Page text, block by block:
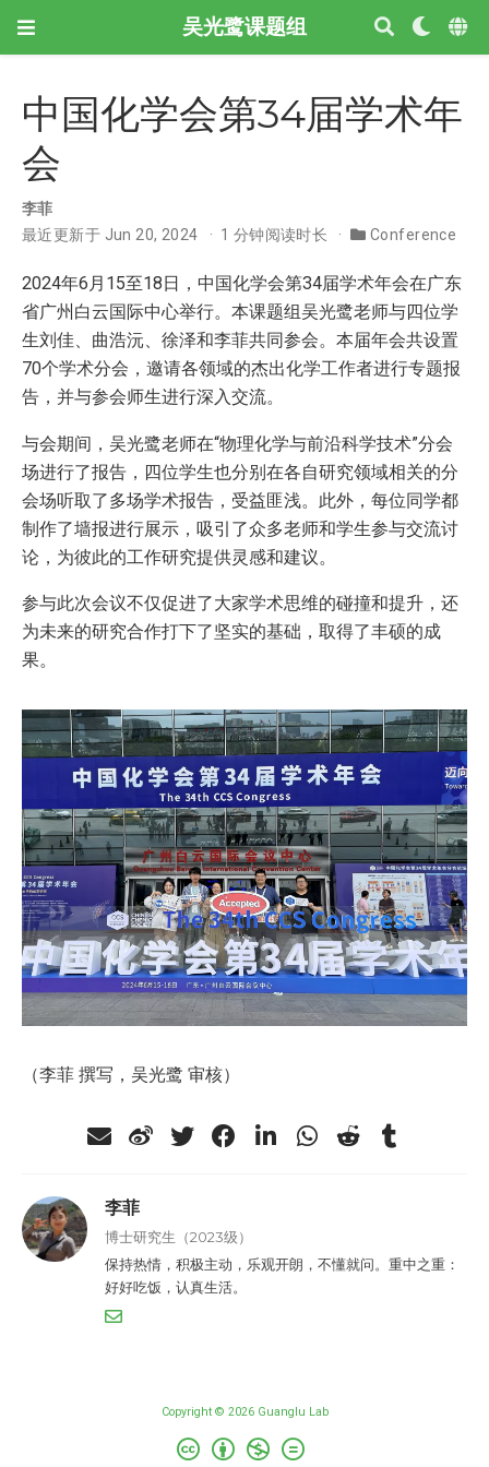
吴光鹭课题组
中国化学会第34届学术年
会
李菲
最近更新于 Jun 20, 2024
1 分钟阅读时长 Conference
2024年6月15至18日，中国化学会第34届学术年会在广东
省广州白云国际中心举行。本课题组吴光鹭老师与四位学
生刘佳、曲浩沅、徐泽和李菲共同参会。本届年会共设置
70个学术分会，邀请各领域的杰出化学工作者进行专题报
告，并与参会师生进行深入交流。
与会期间，吴光鹭老师在“物理化学与前沿科学技术”分会
场进行了报告，四位学生也分别在各自研究领域相关的分
会场听取了多场学术报告，受益匪浅。此外，每位同学都
制作了墙报进行展示，吸引了众多老师和学生参与交流讨
论，为彼此的工作研究提供灵感和建议。
参与此次会议不仅促进了大家学术思维的碰撞和提升，还
为未来的研究合作打下了坚实的基础，取得了丰硕的成
果。
（李菲 撰写，吴光鹭 审核）
李菲
博士研究生（2023级）
保持热情，积极主动，乐观开朗，不懂就问。重中之重：
好好吃饭，认真生活。
Copyright © 2026 Guanglu Lab